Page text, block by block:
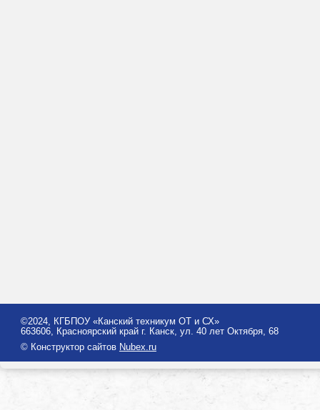
©2024, КГБПОУ «Канский техникум ОТ и СХ»
663606, Красноярский край г. Канск, ул. 40 лет Октября, 68
© Конструктор сайтов Nubex.ru